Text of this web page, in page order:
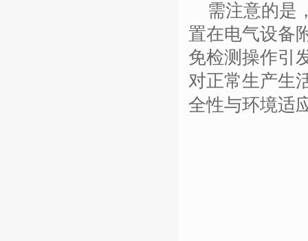
需注意的是
置在电气设备
免检测操作引
对正常生产生
全性与环境适